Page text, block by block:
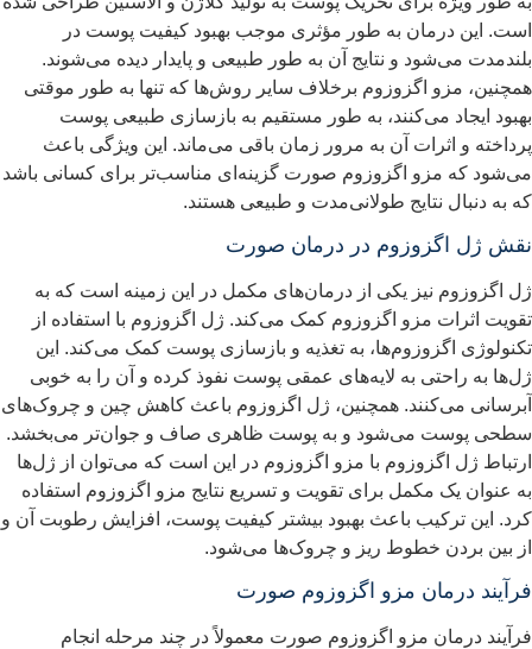
این درمان به طور مؤثری موجب بهبود کیفیت پوست در
می‌شود و نتایج آن به طور طبیعی و پایدار دیده می‌شوند.
مزو اگزوزوم برخلاف سایر روش‌ها که تنها به طور موقتی
ایجاد می‌کنند، به طور مستقیم به بازسازی طبیعی پوست
و اثرات آن به مرور زمان باقی می‌ماند. این ویژگی باعث
که مزو اگزوزوم صورت گزینه‌ای مناسب‌تر برای کسانی باشد
به دنبال نتایج طولانی‌مدت و طبیعی هستند.
ژل اگزوزوم در درمان صورت
اگزوزوم نیز یکی از درمان‌های مکمل در این زمینه است که به
اثرات مزو اگزوزوم کمک می‌کند. ژل اگزوزوم با استفاده از
اگزوزوم‌ها، به تغذیه و بازسازی پوست کمک می‌کند. این
به راحتی به لایه‌های عمقی پوست نفوذ کرده و آن را به خوبی
می‌کنند. همچنین، ژل اگزوزوم باعث کاهش چین و چروک‌های
پوست می‌شود و به پوست ظاهری صاف و جوان‌تر می‌بخشد.
ژل اگزوزوم با مزو اگزوزوم در این است که می‌توان از ژل‌ها
عنوان یک مکمل برای تقویت و تسریع نتایج مزو اگزوزوم استفاده
این ترکیب باعث بهبود بیشتر کیفیت پوست، افزایش رطوبت آن و
بین بردن خطوط ریز و چروک‌ها می‌شود.
درمان مزو اگزوزوم صورت
درمان مزو اگزوزوم صورت معمولاً در چند مرحله انجام